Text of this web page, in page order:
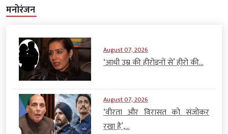
मनोरंजन
August 07, 2026
‘आधी उम्र की हीरोइनों से’ हीरो की...
August 07, 2026
‘वीरता और विरासत को संजोकर
रखा है’,...